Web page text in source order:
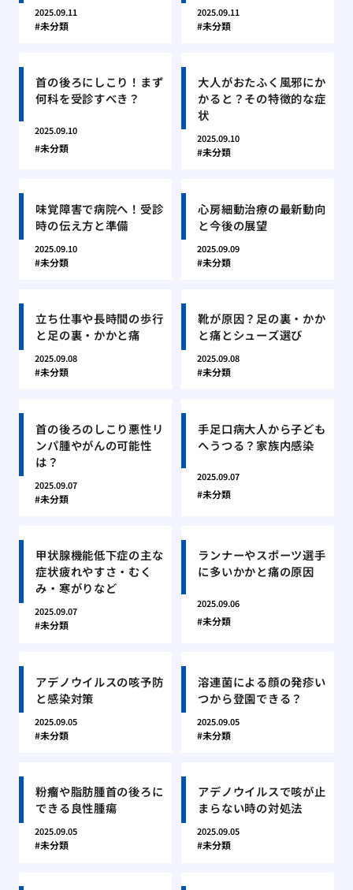
2025.09.11
未分類
2025.09.11
未分類
首の後ろにしこり！まず
何科を受診すべき？
2025.09.10
未分類
大人がおたふく風邪にか
かると？その特徴的な症
状
2025.09.10
未分類
味覚障害で病院へ！受診
時の伝え方と準備
2025.09.10
未分類
心房細動治療の最新動向
と今後の展望
2025.09.09
未分類
立ち仕事や長時間の歩行
と足の裏・かかと痛
2025.09.08
未分類
靴が原因？足の裏・かか
と痛とシューズ選び
2025.09.08
未分類
首の後ろのしこり悪性リ
ンパ腫やがんの可能性
は？
2025.09.07
未分類
手足口病大人から子ども
へうつる？家族内感染
2025.09.07
未分類
甲状腺機能低下症の主な
症状疲れやすさ・むく
み・寒がりなど
2025.09.07
未分類
ランナーやスポーツ選手
に多いかかと痛の原因
2025.09.06
未分類
アデノウイルスの咳予防
と感染対策
2025.09.05
未分類
溶連菌による顔の発疹い
つから登園できる？
2025.09.05
未分類
粉瘤や脂肪腫首の後ろに
できる良性腫瘍
2025.09.05
未分類
アデノウイルスで咳が止
まらない時の対処法
2025.09.05
未分類